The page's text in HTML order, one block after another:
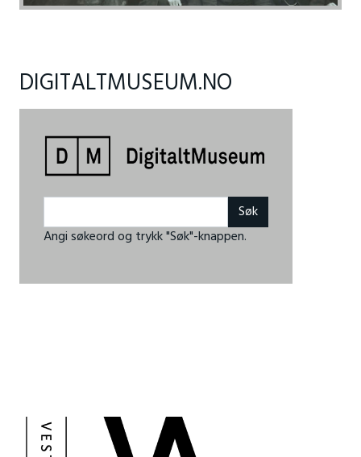
DIGITALTMUSEUM.NO
Angi søkeord og trykk "Søk"-knappen.